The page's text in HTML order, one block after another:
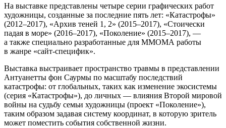
На выставке представлены четыре серии графических работ
художницы, созданные за последние пять лет: «Катастрофы»
(2012–2017), «Архив теней 1, 2» (2015–2017), «Стоически
падая в море» (2016–2017), «Поколение» (2015–2017), —
а также специально разработанные для ММОМА работы
в жанре «сайт-специфик».
Выставка выстраивает пространство травмы в представлении
Антуанетты фон Саурмы по масштабу последствий
катастрофы: от глобальных, таких как изменение экосистемы
(серия «Катастрофы»), до личных — влияния Второй мировой
войны на судьбу семьи художницы (проект «Поколение»),
таким образом задавая систему координат, в которую зритель
может поместить события собственной жизни.